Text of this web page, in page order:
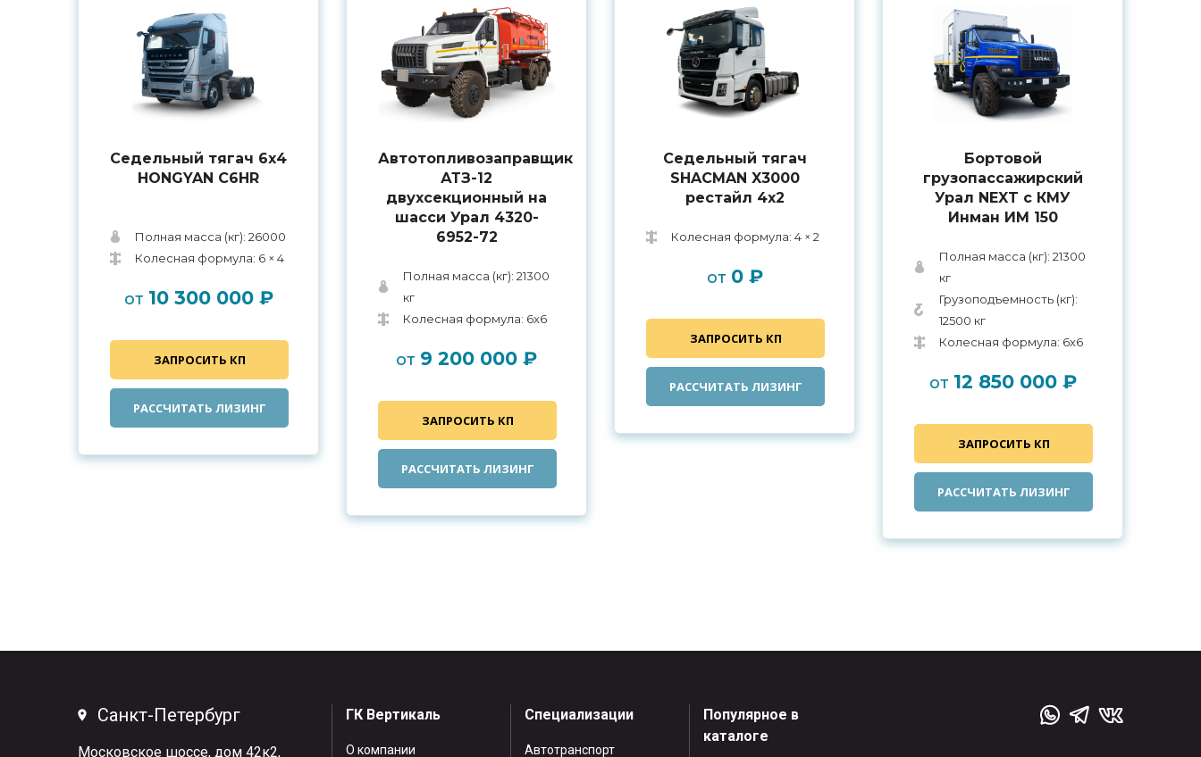
Седельный тягач 6х4
HONGYAN C6HR
Полная масса (кг): 26000
Колесная формула: 6 × 4
от 10 300 000 ₽
ЗАПРОСИТЬ КП
РАССЧИТАТЬ ЛИЗИНГ
Автотопливозаправщик
АТЗ-12
двухсекционный на
шасси Урал 4320-
6952-72
Полная масса (кг): 21300
кг
Колесная формула: 6x6
от 9 200 000 ₽
ЗАПРОСИТЬ КП
РАССЧИТАТЬ ЛИЗИНГ
Седельный тягач
SHACMAN X3000
рестайл 4x2
Колесная формула: 4 × 2
от 0 ₽
ЗАПРОСИТЬ КП
РАССЧИТАТЬ ЛИЗИНГ
Бортовой
грузопассажирский
Урал NEXT с КМУ
Инман ИМ 150
Полная масса (кг): 21300
кг
Грузоподъемность (кг):
12500 кг
Колесная формула: 6x6
от 12 850 000 ₽
ЗАПРОСИТЬ КП
РАССЧИТАТЬ ЛИЗИНГ
Санкт-Петербург
Московское шоссе, дом 42к2,
ГК Вертикаль
О компании
Специализации
Автотранспорт
Популярное в
каталоге